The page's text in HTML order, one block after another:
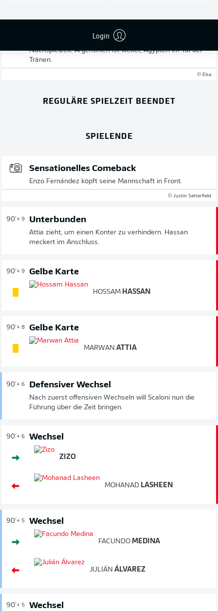
Login
dem 0:2 sah alles nach einem Sieg für den Underdog aus.
Argentinien schaltete zum Schluss nochmal hoch und glich
nicht nur aus, sondern drehte das Spiel noch in der
Nachspielzeit. Argentinien ist weiter, Ägypten im Tal der
Tränen.
© Elsa
REGULÄRE SPIELZEIT BEENDET
SPIELENDE
Sensationelles Comeback
Enzo Fernández köpft seine Mannschaft in Front.
© Justin Setterfield
90'+ 9 Unterbunden
Attia zieht, um einen Konter zu verhindern. Hassan
meckert im Anschluss.
90'+ 9 Gelbe Karte
HOSSAM HASSAN
90'+ 8 Gelbe Karte
MARWAN ATTIA
90'+ 6 Defensiver Wechsel
Nach zuerst offensiven Wechseln will Scaloni nun die
Führung über die Zeit bringen.
90'+ 6 Wechsel
ZIZO
MOHANAD LASHEEN
90'+ 5 Wechsel
FACUNDO MEDINA
JULIÁN ÁLVAREZ
90'+ 5 Wechsel